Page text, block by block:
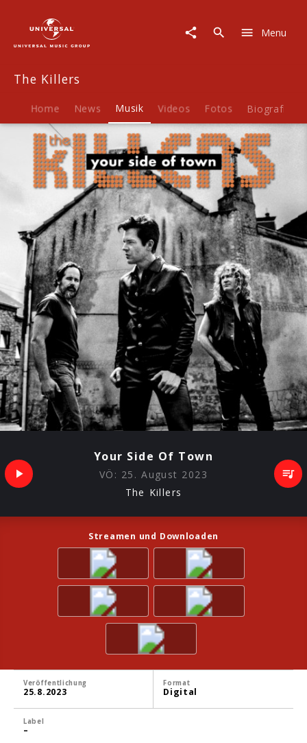
Musik
Your
Town
Menu
The Killers
Home News Musik Videos Fotos Biografie
Your Side Of Town
VÖ: 25. August 2023
The Killers
Streamen und Downloaden
Veröffentlichung
25.8.2023
Format
Digital
Label
–